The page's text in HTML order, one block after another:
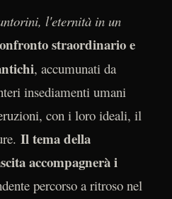
l'eternità in un
straordinario e
, accumunati da
insediamenti umani
con i loro ideali, il
Il tema della
accompagnerà i
percorso a ritroso nel